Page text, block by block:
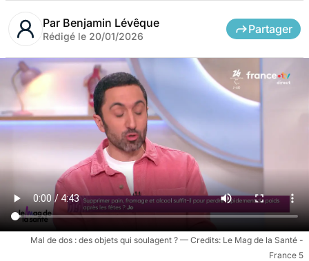
Par Benjamin Lévêque
Rédigé le 20/01/2026
Partager
Mal de dos : des objets qui soulagent ?
Le Mag de la Santé -
France 5